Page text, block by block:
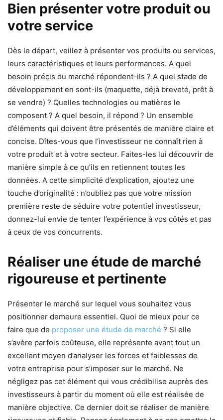
Bien présenter votre produit ou
votre service
Dès le départ, veillez à présenter vos produits ou services,
leurs caractéristiques et leurs performances. A quel
besoin précis du marché répondent-ils ? A quel stade de
développement en sont-ils (maquette, déjà breveté, prêt à
se vendre) ? Quelles technologies ou matières le
composent ? A quel besoin, il répond ? Un ensemble
d’éléments qui doivent être présentés de manière claire et
concise. Dîtes-vous que l’investisseur ne connaît rien à
votre produit et à votre secteur. Faites-les lui découvrir de
manière simple à ce qu’ils en retiennent toutes les
données. A cette simplicité d’explication, ajoutez une
touche d’originalité : n’oubliez pas que votre mission
première reste de séduire votre potentiel investisseur,
donnez-lui envie de tenter l’expérience à vos côtés et pas
à ceux de vos concurrents.
Réaliser une étude de marché
rigoureuse et pertinente
Présenter le marché sur lequel vous souhaitez vous
positionner demeure essentiel. Quoi de mieux pour ce
faire que de proposer une étude de marché ? Si elle
s’avère parfois coûteuse, elle représente avant tout un
excellent moyen d’analyser les forces et faiblesses de
votre entreprise pour s’imposer sur le marché. Ne
négligez pas cet élément qui vous crédibilise auprès des
investisseurs à partir du moment où elle est réalisée de
manière objective. Ce dernier doit se réaliser de manière